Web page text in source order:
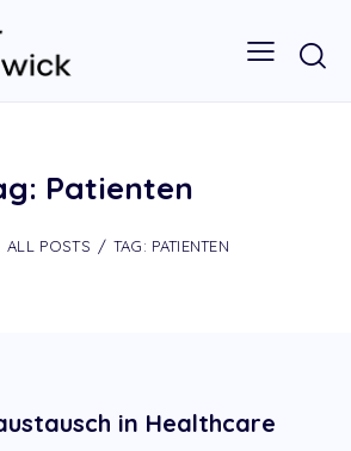
Patienten
ALL POSTS TAG: PATIENTEN
in Healthcare